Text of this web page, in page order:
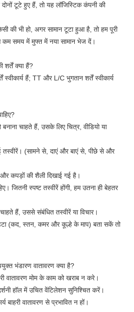
दोनों टूटे हुए हैं, तो यह लॉजिस्टिक कंपनी की
की भी हो, अगर सामान टूटा हुआ है, तो हम पूरी
समय में मुफ्त में नया सामान भेज दें।
शर्तें क्या हैं?
हैं; TT और L/C भुगतान शर्तें स्वीकार्य
बनाना चाहते हैं, उसके लिए चित्र, वीडियो या
(सामने से, दाएं और बाएं से, पीछे से और
और कपड़ों की शैली दिखाई गई है।
जितनी स्पष्ट तस्वीरें होंगी, हम उतना ही बेहतर
हैं, उससे संबंधित तस्वीरें या विचार।
(कद, स्तन, कमर और कूल्हे के माप) बता सकें तो
भंडारण वातावरण क्या है?
वातावरण मोम के काम को खराब न करे।
हॉल में उचित वेंटिलेशन सुनिश्चित करें।
बाहरी वातावरण से प्रभावित न हों।